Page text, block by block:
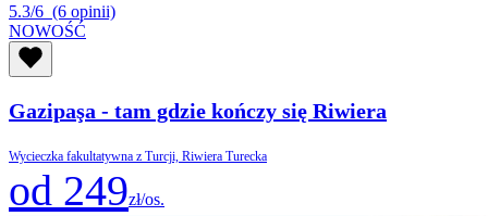
5.3/6 (6 opinii)
NOWOŚĆ
Gazipaşa - tam gdzie kończy się Riwiera
Wycieczka fakultatywna z Turcji, Riwiera Turecka
od 249zł/os.